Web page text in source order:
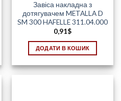
Завіса накладна з
дотягувачем METALLA D
SM 300 HAFELLE 311.04.000
0,91$
ДОДАТИ В КОШИК